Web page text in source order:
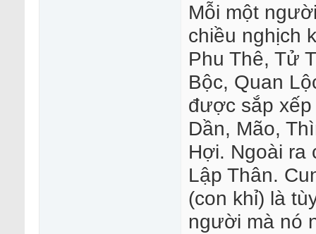
Mỗi một
chiều nghịch
Phu Thê, Tử
Bộc, Quan
được sắp
Dần, Mão,
Hợi. Ngoài ra
Lập Thân.
(con khỉ) là
người mà nó